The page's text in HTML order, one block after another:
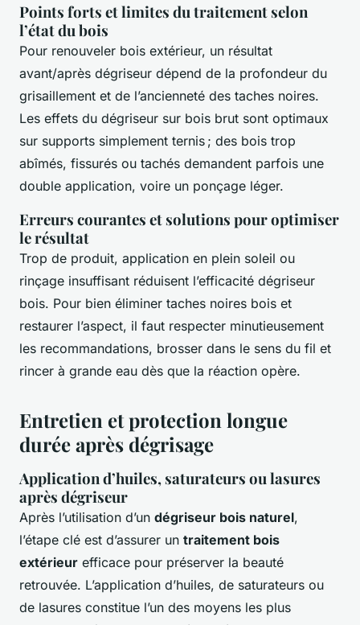
Points forts et limites du traitement selon
l’état du bois
Pour renouveler bois extérieur, un résultat
avant/après dégriseur dépend de la profondeur du
grisaillement et de l’ancienneté des taches noires.
Les effets du dégriseur sur bois brut sont optimaux
sur supports simplement ternis ; des bois trop
abîmés, fissurés ou tachés demandent parfois une
double application, voire un ponçage léger.
Erreurs courantes et solutions pour optimiser
le résultat
Trop de produit, application en plein soleil ou
rinçage insuffisant réduisent l’efficacité dégriseur
bois. Pour bien éliminer taches noires bois et
restaurer l’aspect, il faut respecter minutieusement
les recommandations, brosser dans le sens du fil et
rincer à grande eau dès que la réaction opère.
Entretien et protection longue
durée après dégrisage
Application d’huiles, saturateurs ou lasures
après dégriseur
Après l’utilisation d’un dégriseur bois naturel,
l’étape clé est d’assurer un traitement bois
extérieur efficace pour préserver la beauté
retrouvée. L’application d’huiles, de saturateurs ou
de lasures constitue l’un des moyens les plus